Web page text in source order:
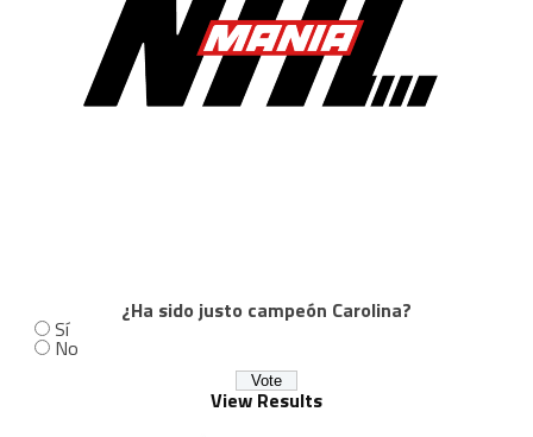
¿Ha sido justo campeón Carolina?
Sí
No
View Results